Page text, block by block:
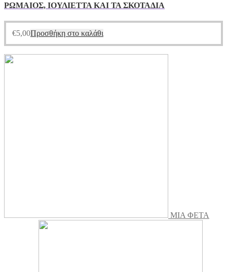
ΡΩΜΑΙΟΣ, ΙΟΥΛΙΕΤΤΑ ΚΑΙ ΤΑ ΣΚΟΤΑΔΙΑ
€5,00Προσθήκη στο καλάθι
ΜΙΑ ΦΕΤΑ